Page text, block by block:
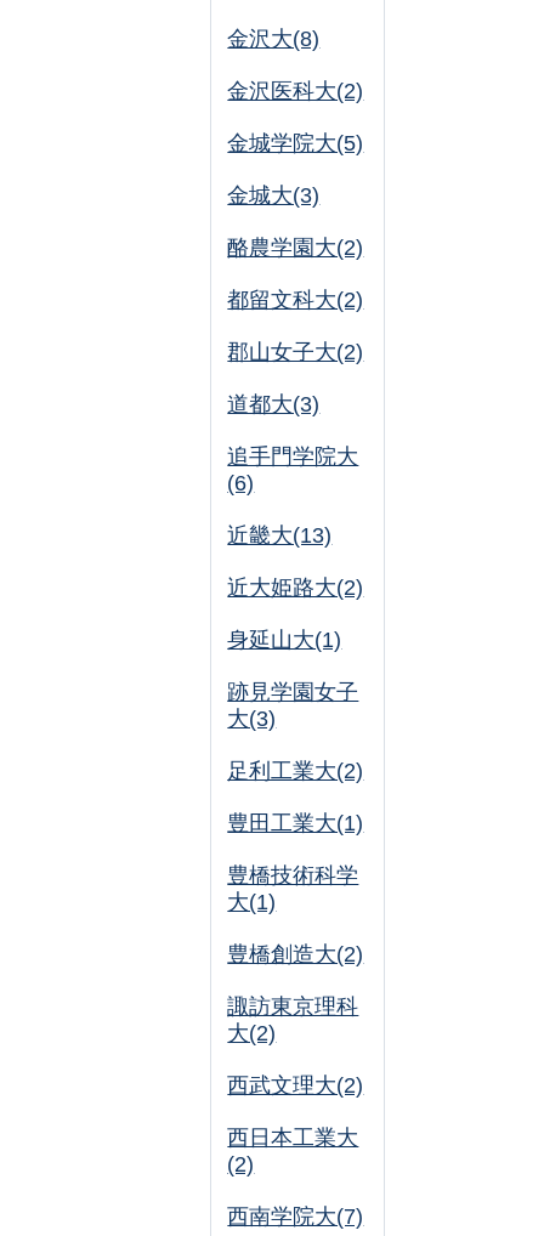
金沢大(8)
金沢医科大(2)
金城学院大(5)
金城大(3)
酪農学園大(2)
都留文科大(2)
郡山女子大(2)
道都大(3)
追手門学院大
(6)
近畿大(13)
近大姫路大(2)
身延山大(1)
跡見学園女子
大(3)
足利工業大(2)
豊田工業大(1)
豊橋技術科学
大(1)
豊橋創造大(2)
諏訪東京理科
大(2)
西武文理大(2)
西日本工業大
(2)
西南学院大(7)